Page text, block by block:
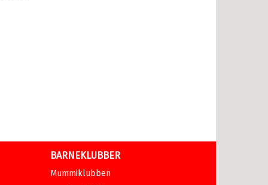
BARNEKLUBBER
Mummiklubben